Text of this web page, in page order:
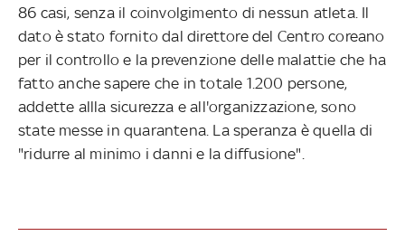
86 casi, senza il coinvolgimento di nessun atleta. Il
dato è stato fornito dal direttore del Centro coreano
per il controllo e la prevenzione delle malattie che ha
fatto anche sapere che in totale 1.200 persone,
addette allla sicurezza e all'organizzazione, sono
state messe in quarantena. La speranza è quella di
"ridurre al minimo i danni e la diffusione".